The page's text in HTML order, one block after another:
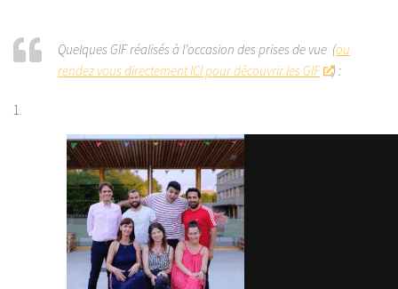
Quelques GIF réalisés à l’occasion des prises de vue (ou
rendez vous directement ICI pour découvrir les GIF
) :
1.